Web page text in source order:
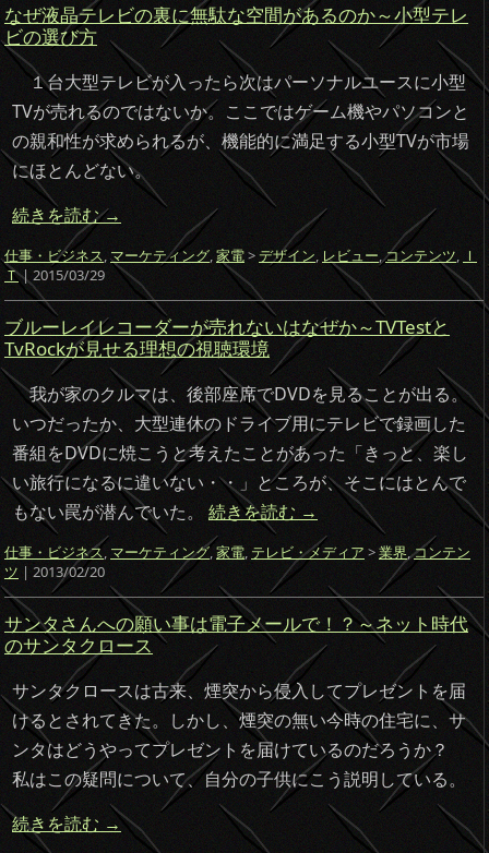
なぜ液晶テレビの裏に無駄な空間があるのか～小型テレ
ビの選び方
１台大型テレビが入ったら次はパーソナルユースに小型
TVが売れるのではないか。ここではゲーム機やパソコンと
の親和性が求められるが、機能的に満足する小型TVが市場
にほとんどない。
続きを読む→
仕事・ビジネス,マーケティング,家電>デザイン, レビュー,コンテンツ, Ｉ
Ｔ| 2015/03/29
ブルーレイレコーダーが売れないはなぜか～TVTestと
TvRockが見せる理想の視聴環境
我が家のクルマは、後部座席でDVDを見ることが出る。
いつだったか、大型連休のドライブ用にテレビで録画した
番組をDVDに焼こうと考えたことがあった「きっと、楽し
い旅行になるに違いない・・」ところが、そこにはとんで
もない罠が潜んでいた。 続きを読む →
仕事・ビジネス, マーケティング,家電, テレビ・メディア >業界,コンテン
ツ | 2013/02/20
サンタさんへの願い事は電子メールで！？～ネット時代
のサンタクロース
サンタクロースは古来、煙突から侵入してプレゼントを届
けるとされてきた。しかし、煙突の無い今時の住宅に、サ
ンタはどうやってプレゼントを届けているのだろうか？
私はこの疑問について、自分の子供にこう説明している。
続きを読む →